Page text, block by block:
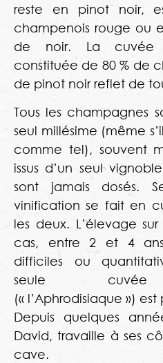
reste en pinot noir,
champenois rouge ou
de noir. La cuvée
constituée de 80 % de
de pinot noir reflet de
Tous les champagnes
seul millésime (même
comme tel), souvent
issus d’un seul
sont jamais dosés.
vinification se fait en
les deux. L’élevage
cas, entre 2 et 4
difficiles ou
seule cuvée
(« l’Aphrodisiaque »)
Depuis quelques
David, travaille à ses
cave.